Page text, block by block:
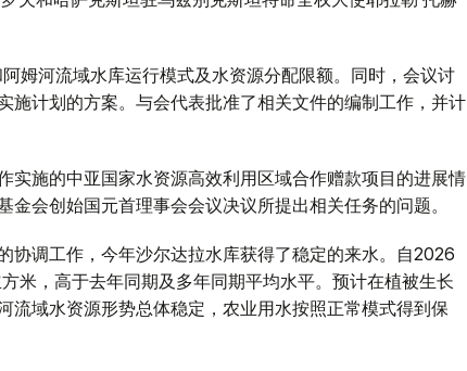
姆河流域水库运行模式及水资源分配限额。同时，会议讨
施计划的方案。与会代表批准了相关文件的编制工作，并计
实施的中亚国家水资源高效利用区域合作赠款项目的进展情
会创始国元首理事会会议决议所提出相关任务的问题。
协调工作，今年沙尔达拉水库获得了稳定的来水。自2026
米，高于去年同期及多年同期平均水平。预计在植被生长
流域水资源形势总体稳定，农业用水按照正常模式得到保